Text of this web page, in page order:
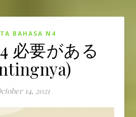
BAHASA N4
必要がある
14, 2021